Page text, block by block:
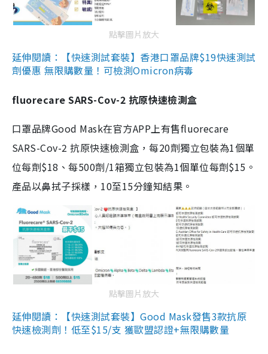
點擊圖片放大
延伸閱讀：【快速測試套裝】香港口罩品牌$19快速測試
劑優惠 無限購數量！可檢測Omicron病毒
fluorecare SARS-Cov-2 抗原快速檢測盒
口罩品牌Good Mask在官方APP上有售fluorecare
SARS-Cov-2 抗原快速檢測盒，每20劑獨立包裝為1個單
位每劑$18、每500劑/1箱獨立包裝為1個單位每劑$15。
產品以鼻拭子採樣，10至15分鐘知結果。
點擊圖片放大
延伸閱讀：【快速測試套裝】Good Mask發售3款抗原
快速檢測劑！低至$15/支 獲歐盟認證+無限購數量